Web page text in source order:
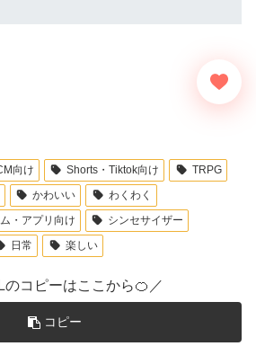
向け Shorts・Tiktok向け
TRPG
かわいい
わくわく
・アプリ向け
シンセサイザー
日常 楽しい
のコピーはここから🍊／
コピー